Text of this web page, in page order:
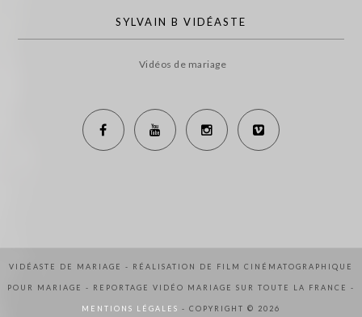
SYLVAIN B VIDÉASTE
Vidéos de mariage
VIDÉASTE DE MARIAGE - RÉALISATION DE FILM CINÉMATOGRAPHIQUE
POUR MARIAGE - REPORTAGE VIDÉO MARIAGE SUR TOUTE LA FRANCE -
MENTIONS LÉGALES - COPYRIGHT © 2026